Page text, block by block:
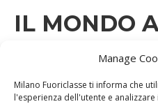
Manage
Milano Fuoriclasse ti informa che
l'esperienza dell'utente e
IL MONDO
COLORI DI
MARTEDÌ 8 DICEMBRE 2020